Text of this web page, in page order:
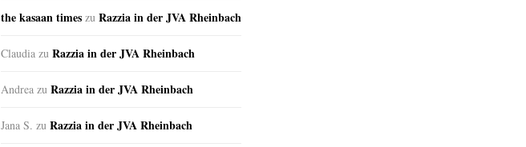
the kasaan times zu Razzia in der JVA Rheinbach
Claudia zu Razzia in der JVA Rheinbach
Andrea zu Razzia in der JVA Rheinbach
Jana S. zu Razzia in der JVA Rheinbach